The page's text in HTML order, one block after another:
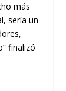
más
sería un
finalizó